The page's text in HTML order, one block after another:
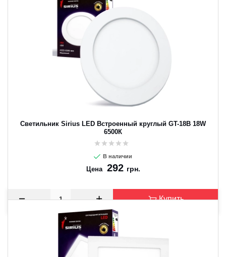
Светильник Sirius LED Встроенный круглый GT-18B 18W
6500К
В наличии
Цена 292 грн.
Купить